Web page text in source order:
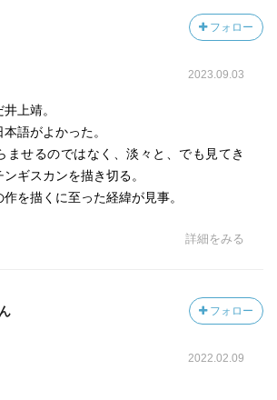
い
父に問われたときのジュチ
やり遂げるだろう」
なのか…
まで目が離せなかった！）
ほどの激しさと、愛情深さを併せ持つ
孤児、血縁関係のない子供たちに対する
も読んでいるけれど、読むたびに、その
フォロー
2023.09.03
上靖。
語がよかった。
ませるのではなく、淡々と、でも見てき
ギスカンを描き切る。
を描くに至った経緯が見事。
詳細をみる
フォロー
2022.02.09